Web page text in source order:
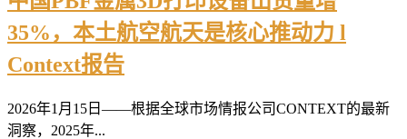
35%，本土航空航天是核心推动力 l
Context报告
2026年1月15日——根据全球市场情报公司CONTEXT的最新
洞察，2025年...